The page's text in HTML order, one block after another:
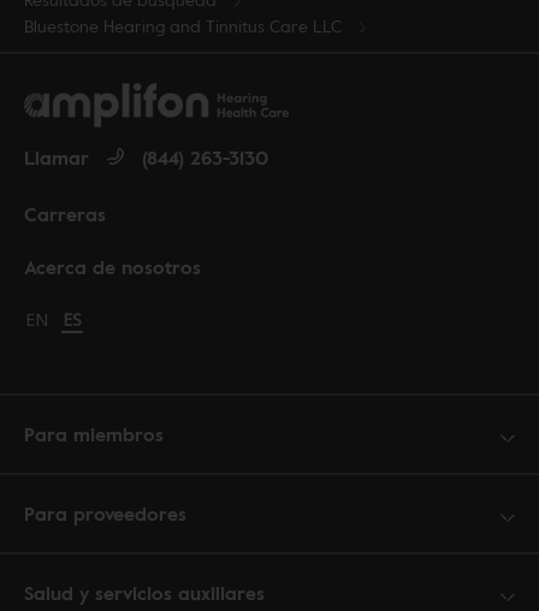
Bluestone Hearing and Tinnitus Care LLC
Acerca de nosotros
Carreras
Llamar (844) 263-3130
Change language to English
EN Cambiar idioma a español
ES
Para miembros
Para proveedores
Salud y servicios auxiliares